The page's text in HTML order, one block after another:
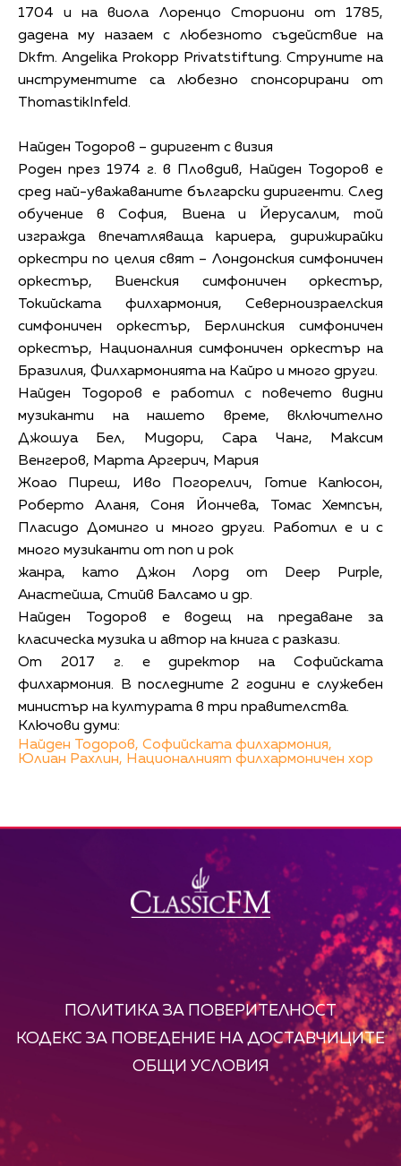
1704 и на виола Лоренцо Сториони от 1785,
дадена му назаем с любезното съдействие на
Dkfm. Angelika Prokopp Privatstiftung. Струните на
инструментите са любезно спонсорирани от
ThomastikInfeld.
Найден Тодоров – диригент с визия
Роден през 1974 г. в Пловдив, Найден Тодоров е
сред най-уважаваните български диригенти. След
обучение в София, Виена и Йерусалим, той
изгражда впечатляваща кариера, дирижирайки
оркестри по целия свят – Лондонския симфоничен
оркестър, Виенския симфоничен оркестър,
Токийската филхармония, Северноизраелския
симфоничен оркестър, Берлинския симфоничен
оркестър, Националния симфоничен оркестър на
Бразилия, Филхармонията на Кайро и много други.
Найден Тодоров е работил с повечето видни
музиканти на нашето време, включително
Джошуа Бел, Мидори, Сара Чанг, Максим
Венгеров, Марта Аргерич, Мария
Жоао Пиреш, Иво Погорелич, Готие Капюсон,
Роберто Аланя, Соня Йончева, Томас Хемпсън,
Пласидо Доминго и много други. Работил е и с
много музиканти от поп и рок
жанра, като Джон Лорд от Deep Purple,
Анастейша, Стийв Балсамо и др.
Найден Тодоров е водещ на предаване за
класическа музика и автор на книга с разкази.
От 2017 г. е директор на Софийската
филхармония. В последните 2 години е служебен
министър на културата в три правителства.
Ключови думи:
Найден Тодоров, Софийската филхармония,
Юлиан Рахлин, Националният филхармоничен хор
ПОЛИТИКА ЗА ПОВЕРИТЕЛНОСТ
КОДЕКС ЗА ПОВЕДЕНИЕ НА ДОСТАВЧИЦИТЕ
ОБЩИ УСЛОВИЯ